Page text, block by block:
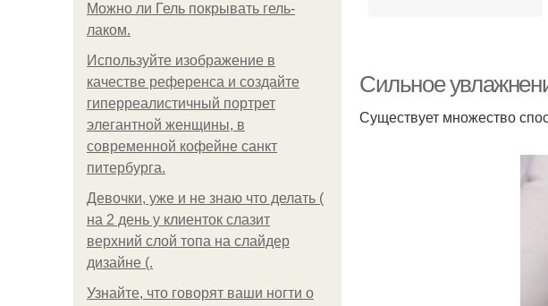
Можно ли Гель покрывать гель-
лаком.
Используйте изображение в
качестве референса и создайте
гиперреалистичный портрет
элегантной женщины, в
современной кофейне санкт
питербурга.
Девочки, уже и не знаю что делать (
на 2 день у клиенток слазит
верхний слой топа на слайдер
дизайне (.
Узнайте, что говорят ваши ногти о
Сильное
Существует множество